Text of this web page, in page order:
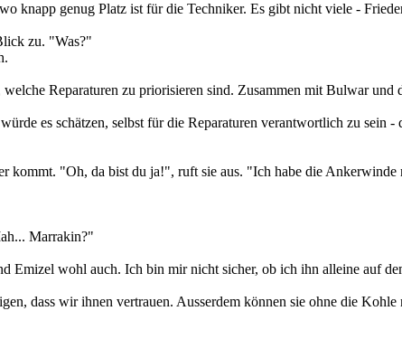
knapp genug Platz ist für die Techniker. Es gibt nicht viele -
zu. "Was?"
Reparaturen zu priorisieren sind. Zusammen mit Bulwar und
es schätzen, selbst für die Reparaturen verantwortlich zu sein
"Oh, da bist du ja!", ruft sie aus. "Ich habe die Ankerwinde
Marrakin?"
Emizel wohl auch. Ich bin mir nicht sicher, ob ich ihn alleine auf
dass wir ihnen vertrauen. Ausserdem können sie ohne die